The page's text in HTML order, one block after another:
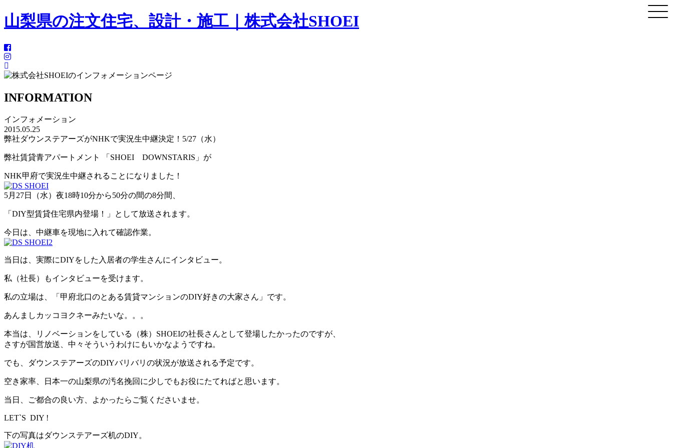
山梨県の注文住宅、設計・施工｜株式会社SHOEI
INFORMATION
インフォメーション
2015.05.25
弊社ダウンステアーズがNHKで実況生中継決定！5/27（水）
弊社賃貸青アパートメント 「SHOEI DOWNSTARIS」が
NHK甲府で実況生中継されることになりました！
5月27日（水）夜18時10分から50分の間の8分間、
「DIY型賃貸住宅県内登場！」として放送されます。
今日は、中継車を現地に入れて確認作業。
当日は、実際にDIYをした入居者の学生さんにインタビュー。
私（社長）もインタビューを受けます。
私の立場は、「甲府北口のとある賃貸マンションのDIY好きの大家さん」です。
あんましカッコヨクネーみたいな。。。
本当は、リノベーションをしている（株）SHOEIの社長さんとして登場したかったのですが、
さすが国営放送、中々そういうわけにもいかなようですね。
でも、ダウンステアーズのDIYバリバリの状況が放送される予定です。
空き家率、日本一の山梨県の汚名挽回に少しでもお役にたてればと思います。
当日、ご都合の良い方、よかったらご覧くださいませ。
LET`S DIY !
下の写真はダウンステアーズ机のDIY。